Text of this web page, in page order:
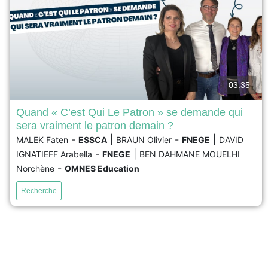
L’entreprise agroalimentaire C’est Qui Le Patron (CQLP)
est reconnue pour sa stratégie alignée avec les
principes du développement durable et la co-création de
produits. Cette entreprise française réussit en France et
choisir et de déterminer les prix de ses produits....
03:35
Quand « C’est Qui Le Patron » se demande qui
sera vraiment le patron demain ?
MALEK Faten- ESSCA| BRAUN Olivier- FNEGE
DAVID
IGNATIEFF Arabella - FNEGE
BEN DAHMANE MOUELHI
Norchène- OMNES Education
Recherche